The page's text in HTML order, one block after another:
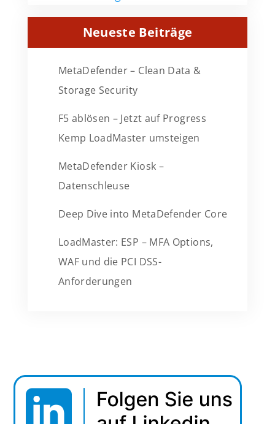
Neueste Beiträge
MetaDefender – Clean Data &
Storage Security
F5 ablösen – Jetzt auf Progress
Kemp LoadMaster umsteigen
MetaDefender Kiosk –
Datenschleuse
Deep Dive into MetaDefender Core
LoadMaster: ESP – MFA Options,
WAF und die PCI DSS-
Anforderungen